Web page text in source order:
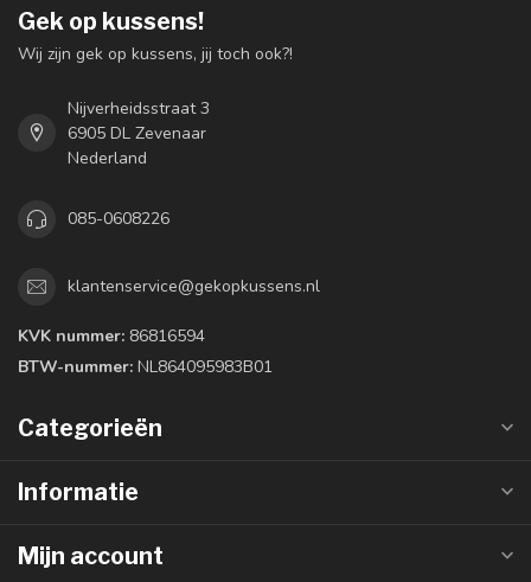
Gek op kussens!
Wij zijn gek op kussens, jij toch ook?!
Nijverheidsstraat 3
6905 DL Zevenaar
Nederland
085-0608226
klantenservice@gekopkussens.nl
KVK nummer: 86816594
BTW-nummer: NL864095983B01
Categorieën
Informatie
Mijn account